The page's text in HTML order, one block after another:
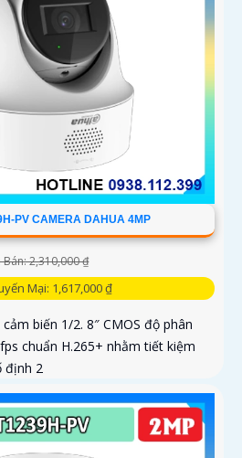
PV CAMERA DAHUA 4MP
Bán: 2,310,000 ₫
Mại: 1,617,000 ₫
biến 1/2. 8″ CMOS độ phân
chuẩn H.265+ nhằm tiết kiệm
định 2